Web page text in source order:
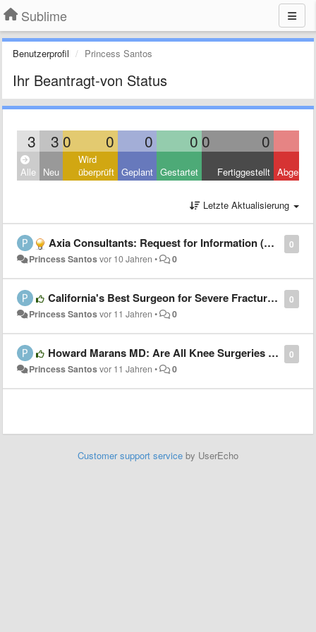
Sublime
Benutzerprofil Princess Santos
Ihr Beantragt-von Status
3 3 0 0 0 0 0 0
Alle Neu
Wird
überprüft Geplant Gestartet Fertiggestellt
Letzte Aktualisierung
0
Axia Consultants: Request for Information (RFI) Template
Princess Santosvor 10 Jahren • 0
0
California's Best Surgeon for Severe Fractures by Dr Howard Marans MD
Princess Santosvor 11 Jahren • 0
0
Howard Marans MD: Are All Knee Surgeries Covered By Insurance?
Princess Santosvor 11 Jahren • 0
Customer support service by UserEcho